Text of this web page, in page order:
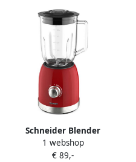
Schneider Blender
SCBL15BL | Blenders |
Keuken&Koken
1 webshop
€ 89,-